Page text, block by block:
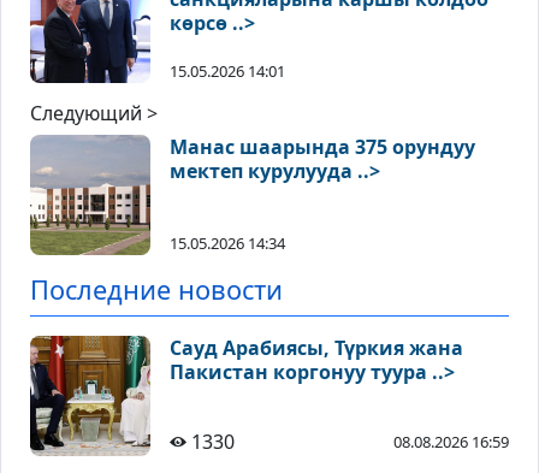
көрсө ..>
15.05.2026 14:01
Следующий >
Манас шаарында 375 орундуу
мектеп курулууда ..>
15.05.2026 14:34
Последние новости
Сауд Арабиясы, Түркия жана
Пакистан коргонуу туура ..>
1330 08.08.2026 16:59